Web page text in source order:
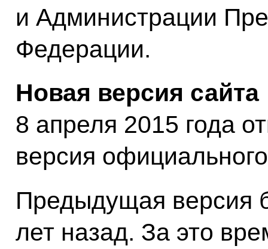
и Администрации
Федерации.
Новая версия сайта
8 апреля 2015 года
версия
Предыдущая версия
лет назад. За это